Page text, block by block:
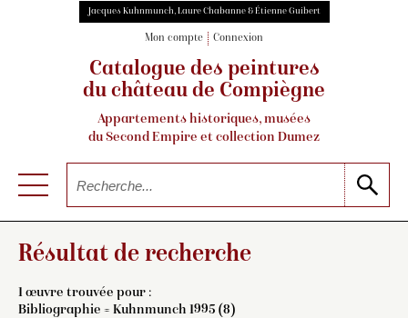
Jacques Kuhnmunch, Laure Chabanne & Étienne Guibert
Mon compte Connexion
Catalogue des peintures
du château de Compiègne
Appartements historiques, musées
du Second Empire et collection Dumez
Résultat de recherche
1 œuvre trouvée pour :
Bibliographie = Kuhnmunch 1995 (8)